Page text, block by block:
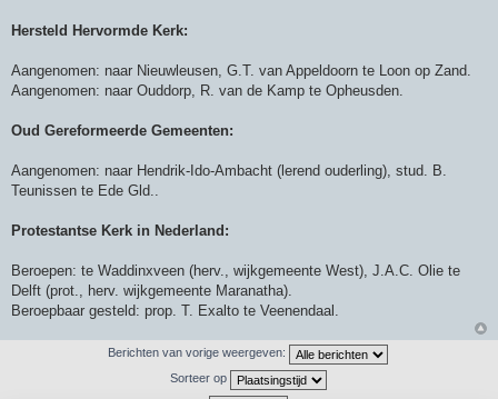
Hersteld Hervormde Kerk:
Aangenomen: naar Nieuwleusen, G.T. van Appeldoorn te Loon op Zand.
Aangenomen: naar Ouddorp, R. van de Kamp te Opheusden.
Oud Gereformeerde Gemeenten:
Aangenomen: naar Hendrik-Ido-Ambacht (lerend ouderling), stud. B.
Teunissen te Ede Gld..
Protestantse Kerk in Nederland:
Beroepen: te Waddinxveen (herv., wijkgemeente West), J.A.C. Olie te
Delft (prot., herv. wijkgemeente Maranatha).
Beroepbaar gesteld: prop. T. Exalto te Veenendaal.
Berichten van vorige weergeven:
Sorteer op